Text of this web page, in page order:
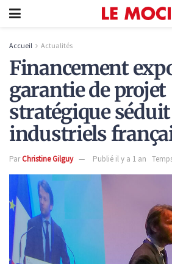
Accueil Actualités
Financement
garantie de projet
stratégique
industriels
ParChristine Gilguy Publié il y a 1 an